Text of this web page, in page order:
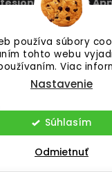
používa súbory
tohto webu
Viac
Nastavenie
Odmietnuť
Súhlasím
servis
batérie, korunky
základnej dosky
výkup –
platba
predaj
cez partnerov
=